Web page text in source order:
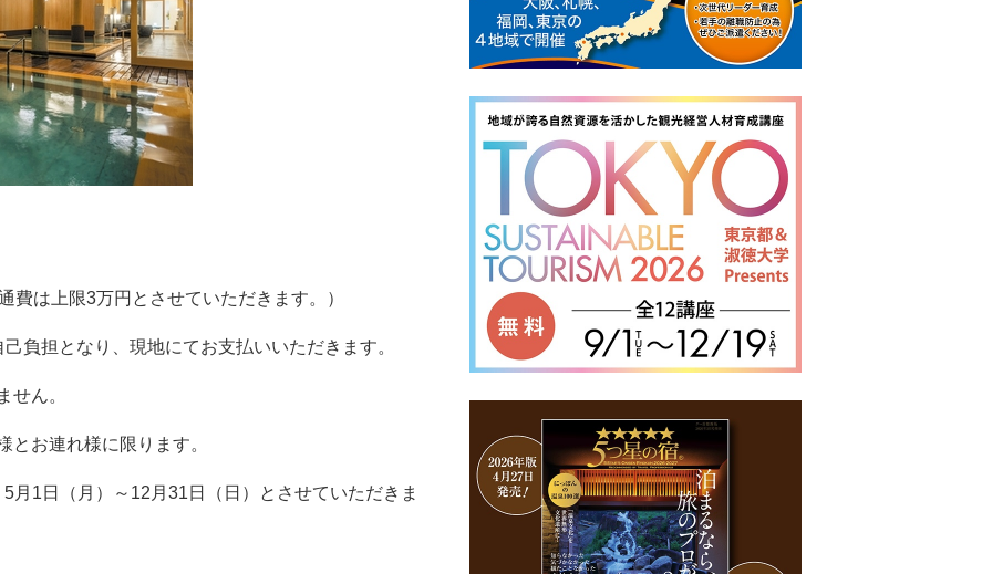
は上限3万円とさせていただきます。）
負担となり、現地にてお支払いいただきます。
せん。
お連れ様に限ります。
1日（月）～12月31日（日）とさせていただきま